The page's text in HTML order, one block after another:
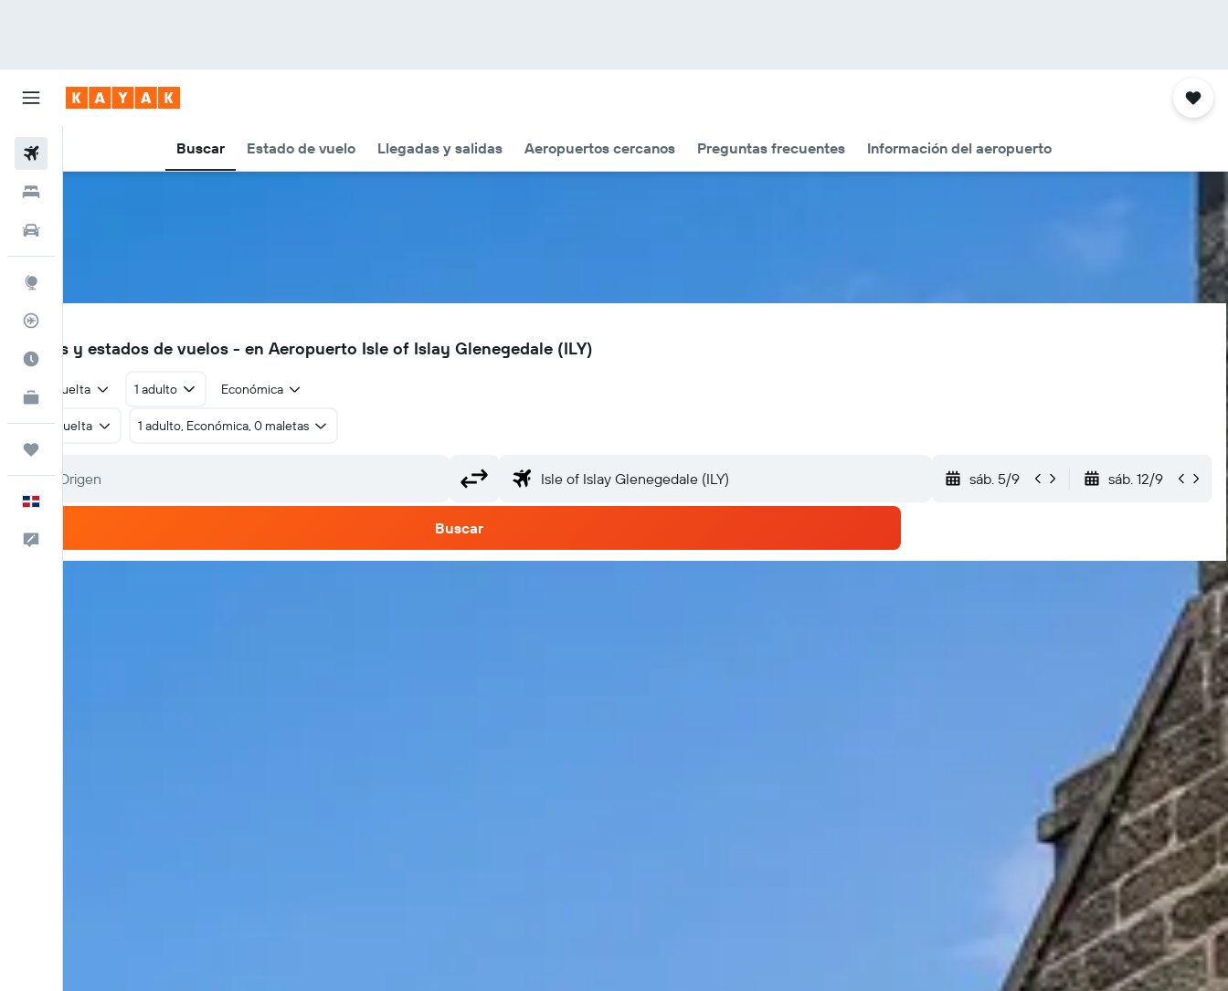
Buscar Estado de vuelo Llegadas y salidas Aeropuertos cercanos Preguntas frecuentes Información del aeropuerto
Cuándo ir
KAYAK for Business
NUEVO
ILY
Vuelos y estados de vuelos - en Aeropuerto Isle of Islay Glenegedale (ILY)
Ida y vuelta 1 adulto Económica
Ida y vuelta 1 adulto, Económica, 0 maletas
sáb. 5/9 sáb. 12/9
Buscar